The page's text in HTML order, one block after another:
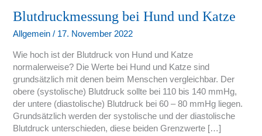
Blutdruckmessung bei Hund und Katze
Allgemein / 17. November 2022
Wie hoch ist der Blutdruck von Hund und Katze
normalerweise? Die Werte bei Hund und Katze sind
grundsätzlich mit denen beim Menschen vergleichbar. Der
obere (systolische) Blutdruck sollte bei 110 bis 140 mmHg,
der untere (diastolische) Blutdruck bei 60 – 80 mmHg liegen.
Grundsätzlich werden der systolische und der diastolische
Blutdruck unterschieden, diese beiden Grenzwerte […]
Hund
Katze